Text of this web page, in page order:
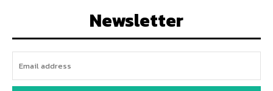
Newsletter